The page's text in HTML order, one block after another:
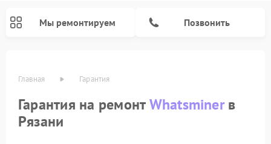
Мы ремонтируем Позвонить
Главная Гарантия
Гарантия на ремонтWhatsminerв
Рязани